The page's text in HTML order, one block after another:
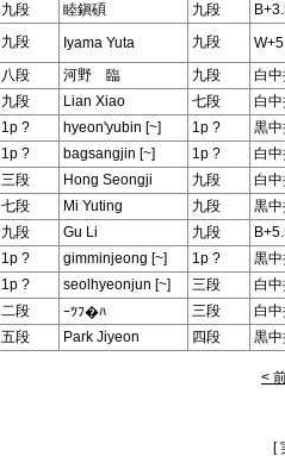
九段 睦鎭碩 九段
九段 Iyama Yuta 九段
八段 河野 臨 九段
白
九段 Lian Xiao 七段
白
1p ? hyeon'yubin [~] 1p ?
黒
1p ? bagsangjin [~] 1p ?
白
三段 Hong Seongji 九段
白
七段 Mi Yuting 九段
黒
九段 Gu Li 九段
1p ? gimminjeong [~] 1p ?
黒
1p ? seolhyeonjun [~] 三段
白
二段 ｰﾂﾌ�ﾊ 三段
白
五段 Park Jiyeon 四段 黒
<
[